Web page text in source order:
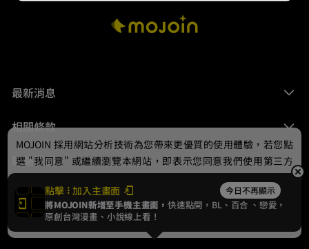
最新消息
相關條款
聯絡我們
© 2024 gamania Digital Entertainment Co., Ltd.
點擊 加入主畫面 今日不再顯示
將MOJOIN新增至手機主畫面，快速點開，BL、 百合 、戀愛，
原創台灣漫畫、小說線上看！
MOJOIN 採用網站分析技術為您帶來更優質的使用體驗，若您點
選 "我同意" 或繼續瀏覽本網站，即表示您同意我們使用第三方
Cookie，欲瞭解更多資訊請見隱私權政策。
我同意